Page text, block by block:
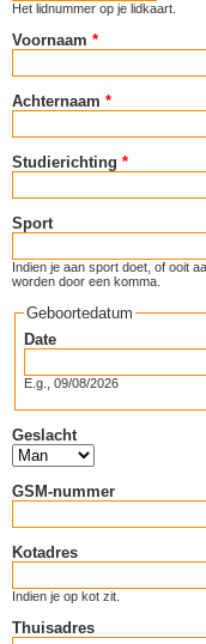
Het lidnummer op je lidkaart.
Voornaam *
Achternaam *
Studierichting *
Sport
Indien je aan sport doet, of ooit
worden door een komma.
Geboortedatum
Date
E.g., 09/08/2026
Geslacht
GSM-nummer
Kotadres
Indien je op kot zit.
Thuisadres